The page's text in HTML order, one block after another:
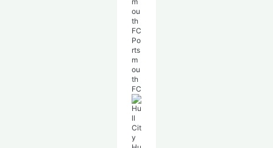
Po
rts
m
ou
th
FC